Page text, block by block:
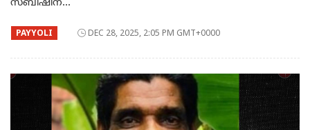
സബീഷിന്...
PAYYOLI DEC 28, 2025, 2:05 PM GMT+0000